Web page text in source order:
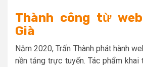
Thành công từ
Già
Năm 2020, Trấn Thành phát hành
nền tảng trực tuyến. Tác phẩm khai